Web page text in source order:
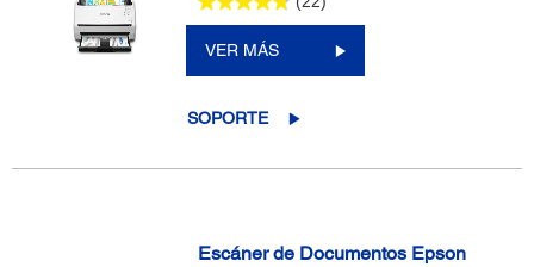
VER MÁS
SOPORTE
Escáner de Documentos Epson